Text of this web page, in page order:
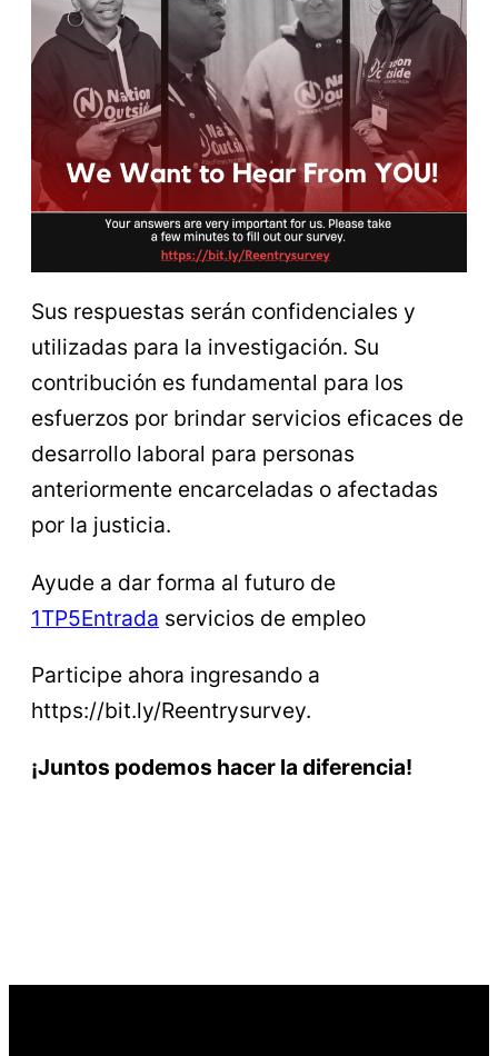
Sus respuestas serán confidenciales y
utilizadas para la investigación. Su
contribución es fundamental para los
esfuerzos por brindar servicios eficaces de
desarrollo laboral para personas
anteriormente encarceladas o afectadas
por la justicia.
Ayude a dar forma al futuro de
1TP5Entrada servicios de empleo
Participe ahora ingresando a
https://bit.ly/Reentrysurvey.
¡Juntos podemos hacer la diferencia!